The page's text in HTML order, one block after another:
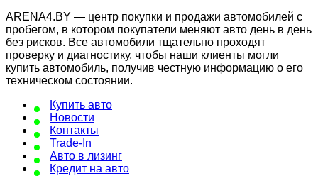
ARENA4.BY — центр покупки и продажи автомобилей с
пробегом, в котором покупатели меняют авто день в день
без рисков. Все автомобили тщательно проходят
проверку и диагностику, чтобы наши клиенты могли
купить автомобиль, получив честную информацию о его
техническом состоянии.
Купить авто
Новости
Контакты
Trade-In
Авто в лизинг
Кредит на авто